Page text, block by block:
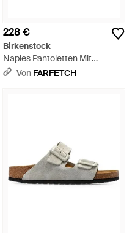
228 €
Birkenstock
Naples Pantoletten Mit
Ziernähten - Braun
Von FARFETCH